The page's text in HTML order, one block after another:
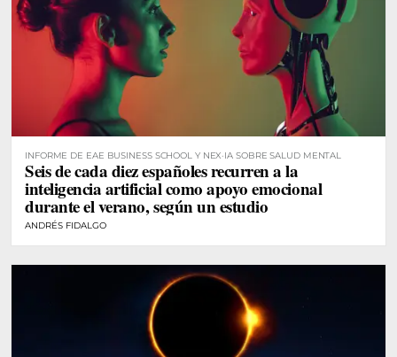
INFORME DE EAE BUSINESS SCHOOL Y NEX·IA SOBRE SALUD MENTAL
Seis de cada diez españoles recurren a la
inteligencia artificial como apoyo emocional
durante el verano, según un estudio
ANDRÉS FIDALGO